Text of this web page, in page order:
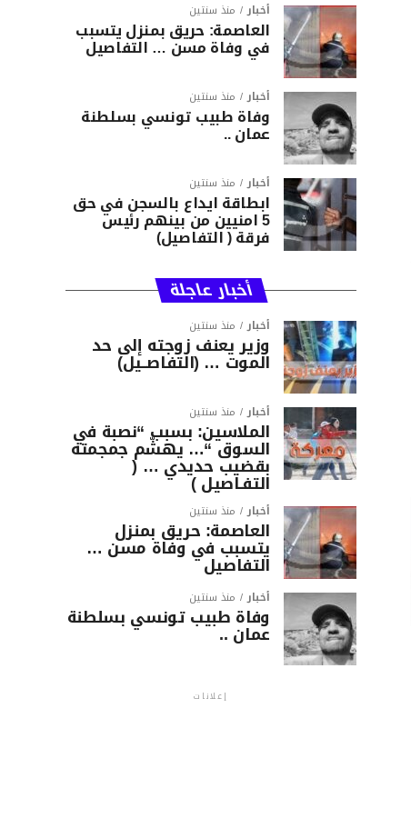
أخبار منذ سنتين
العاصمة: حريق بمنزل يتسبب
في وفاة مسن … التفاصيل
أخبار منذ سنتين
وفاة طبيب تونسي بسلطنة
عمان ..
أخبار منذ سنتين
ابطاقة ايداع بالسجن في حق
5 امنيين من بينهم رئيس
فرقة ( التفاصيل)
أخبار عاجلة
أخبار منذ سنتين
وزير يعنف زوجته إلى حد
الموت … (التفاصــيل)
أخبار منذ سنتين
الملاسين: بسبب “نصبة في
السوق “… يهشّم جمجمته
بقضيب حديدي … (
التفـاصيل )
أخبار منذ سنتين
العاصمة: حريق بمنزل
يتسبب في وفاة مسن …
التفاصيل
أخبار منذ سنتين
وفاة طبيب تونسي بسلطنة
عمان ..
إعلانات